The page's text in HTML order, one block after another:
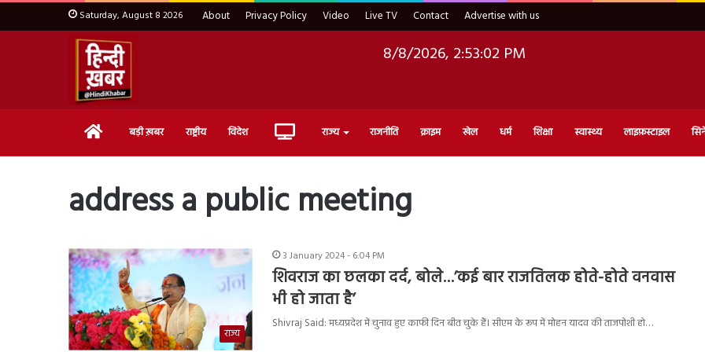
Saturday, August 8 2026 About Privacy Policy Video Live TV Contact Advertise with us
8/8/2026, 2:53:03 PM
Home बड़ी ख़बर राष्ट्रीय विदेश Live राज्य राजनीति क्राइम खेल धर्म शिक्षा स्वास्थ्य लाइफ़स्टाइल
address a public meeting
राज्य
3 January 2024 - 6:04 PM
शिवराज का छलका दर्द, बोले…’कई बार राजतिलक होते-होते वनवास
भी हो जाता है’
Shivraj Said: मध्यप्रदेश में चुनाव हुए काफी दिन बीत चुके हैं। सीएम के रूप में मोहन यादव की ताजपोशी हो…